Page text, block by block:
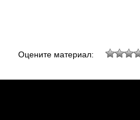
Оцените материал: